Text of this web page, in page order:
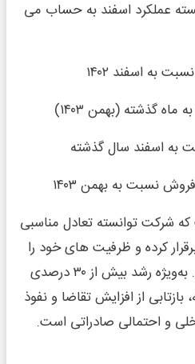
عملکرد اسفند به‌ حساب می
نسبت به بهمن ۱۴۰۳
شرکت توانسته تعادل مناسبی
کرده و ظرفیت ‌های خود را
در سطح مطلوبی به کار گیرد. به‌ویژه رشد بیش از ۳۰ درصدی
از افزایش تقاضا و نفوذ
و احتمالی صادراتی است.